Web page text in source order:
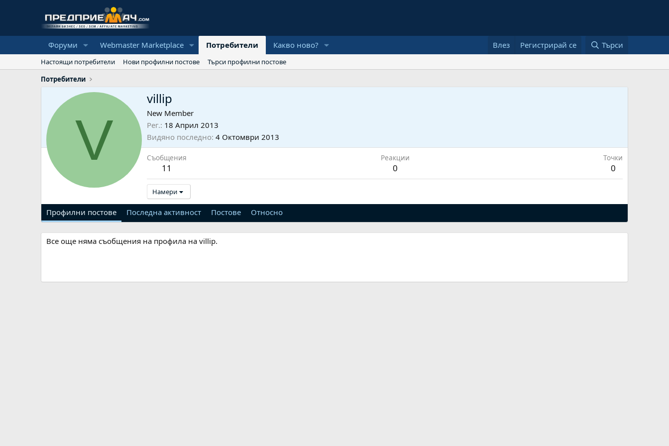
Форуми Webmaster Marketplace Потребители Какво ново? Влез Регистрирай се Търси
Настоящи потребители Нови профилни постове
Търси профилни постове
Потребители
V
villip
New Member
Рег. 18 Април 2013
Видяно последно 4 Октомври 2013
Съобщения
11
Реакции
0
Точки
0
Намери
Профилни постове Последна активност Постове Относно
Все още няма съобщения на профила на villip.